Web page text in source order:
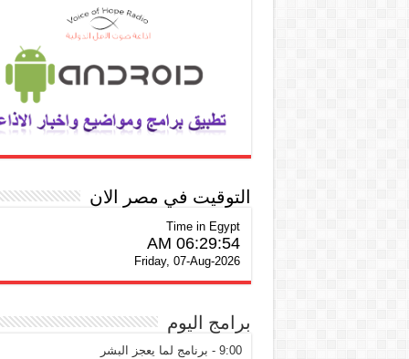
التوقيت في مصر الان
Time in Egypt
06:29:55 AM
Friday, 07-Aug-2026
برامج اليوم
9:00 - برنامج لما يعجز البشر